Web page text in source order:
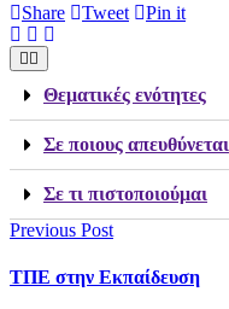
Share
Tweet Pin it
Θεματικές ενότητες
Σε ποιους απευθύνεται
Σε τι πιστοποιούμαι
Previous Post
TΠΕ στην Εκπαίδευση